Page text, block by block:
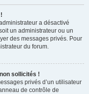
a désactivé
un administrateur ou un
des messages privés. Pour
du forum.
sollicités !
privés d’un utilisateur
de contrôle de